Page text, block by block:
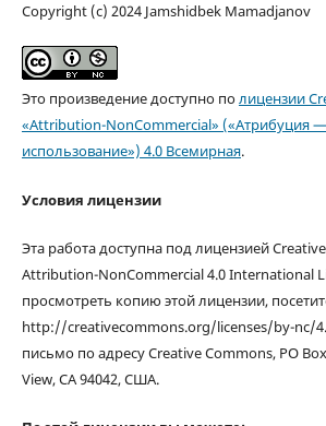
Copyright (c) 2024 Jamshidbek Mamadjanov
Это произведение доступно полицензии
«Attribution-NonCommercial» («Атрибуция
использование») 4.0 Всемирная.
Условия лицензии
Эта работа доступна под лицензией
Attribution-NonCommercial 4.0 International
просмотреть копию этой лицензии,
http://creativecommons.org/licenses/by-nc/
письмо по адресу Creative Commons, PO
View, CA 94042, США.